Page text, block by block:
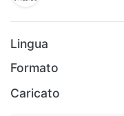
Lingua
Formato
Caricato